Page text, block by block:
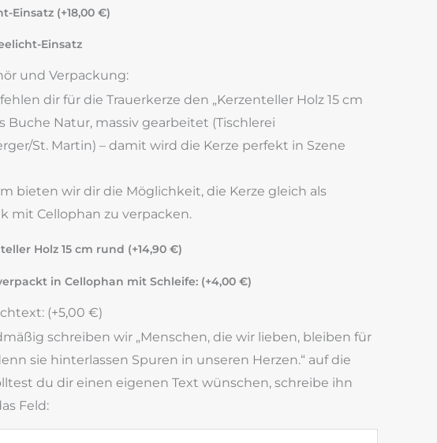
Einsatz (+18,00 €)
Einsatz
und Verpackung:
dir für die Trauerkerze den „Kerzenteller Holz 15 cm
Buche Natur, massiv gearbeitet (Tischlerei
St. Martin) – damit wird die Kerze perfekt in Szene
bieten wir dir die Möglichkeit, die Kerze gleich als
mit Cellophan zu verpacken.
Holz 15 cm rund (+14,90 €)
in Cellophan mit Schleife: (+4,00 €)
(+5,00€)
schreiben wir „Menschen, die wir lieben, bleiben für
sie hinterlassen Spuren in unseren Herzen.“ auf die
du dir einen eigenen Text wünschen, schreibe ihn
Feld: